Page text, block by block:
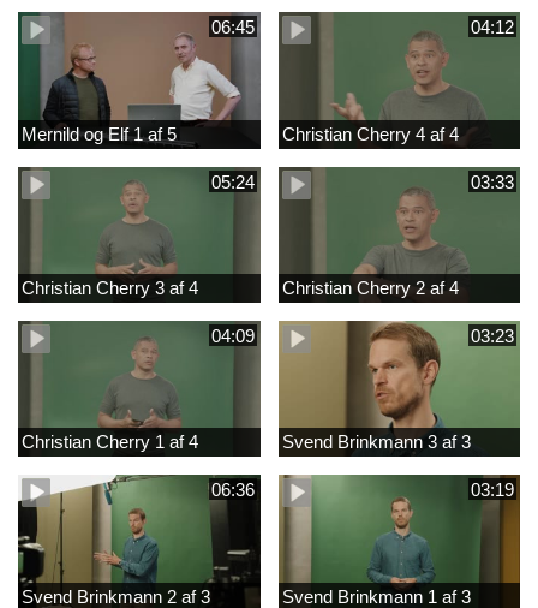
06:45
Mernild og Elf 1 af 5
04:12
Christian Cherry 4 af 4
05:24
Christian Cherry 3 af 4
03:33
Christian Cherry 2 af 4
04:09
Christian Cherry 1 af 4
03:23
Svend Brinkmann 3 af 3
06:36
Svend Brinkmann 2 af 3
03:19
Svend Brinkmann 1 af 3